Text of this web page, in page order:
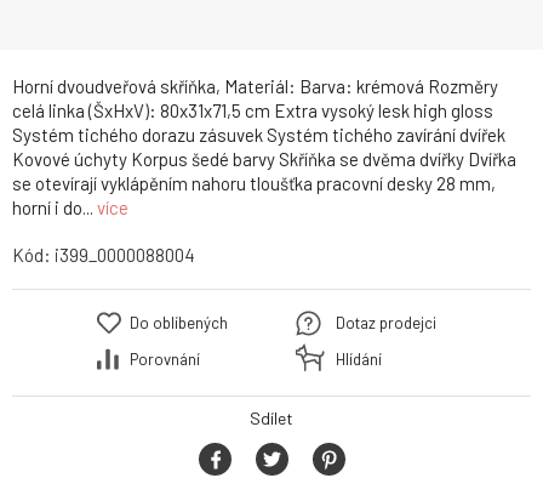
Horní dvoudveřová skříňka, Materiál: Barva: krémová Rozměry
celá linka (ŠxHxV): 80x31x71,5 cm Extra vysoký lesk high gloss
Systém tichého dorazu zásuvek Systém tichého zavírání dvířek
Kovové úchyty Korpus šedé barvy Skříňka se dvěma dvířky Dvířka
se otevírají vyklápěním nahoru tloušťka pracovní desky 28 mm,
horní i do... více
Kód: i399_0000088004
Do oblíbených
Porovnání
Dotaz prodejci
Hlídání
Sdílet